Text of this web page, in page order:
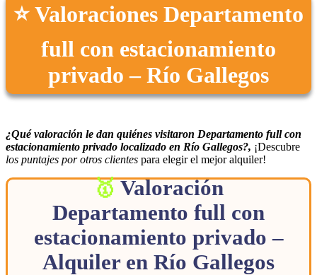
⭐ Valoraciones Departamento
full con estacionamiento
privado – Río Gallegos
¿Qué valoración le dan quiénes visitaron Departamento full con
estacionamiento privado localizado en Río Gallegos?, ¡Descubre
los puntajes por otros clientes para elegir el mejor alquiler!
Valoración
Departamento full con
estacionamiento privado –
Alquiler en Río Gallegos